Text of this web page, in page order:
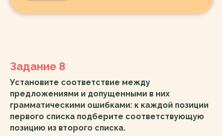
Задание 8
Установите соответствие между
предложениями и допущенными в них
грамматическими ошибками: к каждой позиции
первого списка подберите соответствующую
позицию из второго списка.